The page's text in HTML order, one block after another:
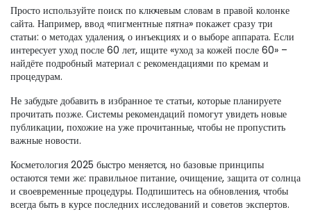
Просто используйте поиск по ключевым словам в правой колонке
сайта. Например, ввод «пигментные пятна» покажет сразу три
статьи: о методах удаления, о инъекциях и о выборе аппарата. Если
интересует уход после 60 лет, ищите «уход за кожей после 60» –
найдёте подробный материал с рекомендациями по кремам и
процедурам.
Не забудьте добавить в избранное те статьи, которые планируете
прочитать позже. Системы рекомендаций помогут увидеть новые
публикации, похожие на уже прочитанные, чтобы не пропустить
важные новости.
Косметология 2025 быстро меняется, но базовые принципы
остаются теми же: правильное питание, очищение, защита от солнца
и своевременные процедуры. Подпишитесь на обновления, чтобы
всегда быть в курсе последних исследований и советов экспертов.